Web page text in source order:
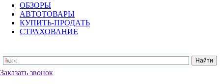
ОБЗОРЫ
АВТОТОВАРЫ
КУПИТЬ-ПРОДАТЬ
СТРАХОВАНИЕ
Заказать звонок